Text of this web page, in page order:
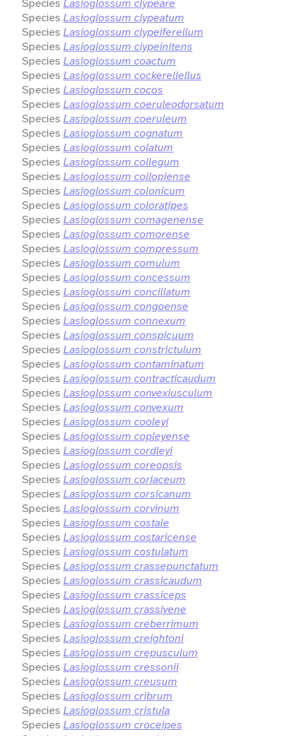
Species Lasioglossum clypeare
Species Lasioglossum clypeatum
Species Lasioglossum clypeiferellum
Species Lasioglossum clypeinitens
Species Lasioglossum coactum
Species Lasioglossum cockerellellus
Species Lasioglossum cocos
Species Lasioglossum coeruleodorsatum
Species Lasioglossum coeruleum
Species Lasioglossum cognatum
Species Lasioglossum colatum
Species Lasioglossum collegum
Species Lasioglossum collopiense
Species Lasioglossum colonicum
Species Lasioglossum coloratipes
Species Lasioglossum comagenense
Species Lasioglossum comorense
Species Lasioglossum compressum
Species Lasioglossum comulum
Species Lasioglossum concessum
Species Lasioglossum conciliatum
Species Lasioglossum congoense
Species Lasioglossum connexum
Species Lasioglossum conspicuum
Species Lasioglossum constrictulum
Species Lasioglossum contaminatum
Species Lasioglossum contracticaudum
Species Lasioglossum convexiusculum
Species Lasioglossum convexum
Species Lasioglossum cooleyi
Species Lasioglossum copleyense
Species Lasioglossum cordleyi
Species Lasioglossum coreopsis
Species Lasioglossum coriaceum
Species Lasioglossum corsicanum
Species Lasioglossum corvinum
Species Lasioglossum costale
Species Lasioglossum costaricense
Species Lasioglossum costulatum
Species Lasioglossum crassepunctatum
Species Lasioglossum crassicaudum
Species Lasioglossum crassiceps
Species Lasioglossum crassivene
Species Lasioglossum creberrimum
Species Lasioglossum creightoni
Species Lasioglossum crepusculum
Species Lasioglossum cressonii
Species Lasioglossum creusum
Species Lasioglossum cribrum
Species Lasioglossum cristula
Species Lasioglossum croceipes